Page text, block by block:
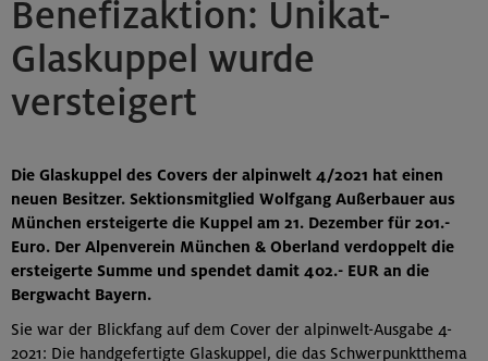
Benefizaktion: Unikat-
Glaskuppel wurde
versteigert
Die Glaskuppel des Covers der alpinwelt 4/2021 hat einen
neuen Besitzer. Sektionsmitglied Wolfgang Außerbauer aus
München ersteigerte die Kuppel am 21. Dezember für 201.-
Euro. Der Alpenverein München & Oberland verdoppelt die
ersteigerte Summe und spendet damit 402.- EUR an die
Bergwacht Bayern.
Sie war der Blickfang auf dem Cover der alpinwelt-Ausgabe 4-
2021: Die handgefertigte Glaskuppel, die das Schwerpunktthema